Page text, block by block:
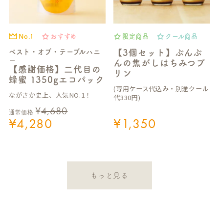
No.1 おすすめ
ベスト・オブ・テーブルハニ
ー
【感謝価格】二代目の
蜂蜜 1350gエコパック
ながさか史上、人気NO.1！
通常価格 ¥4,680
¥4,280
限定商品 クール商品
【3個セット】ぶんぶ
んの焦がしはちみつプ
リン
(専用ケース代込み・別途クール
代330円)
¥1,350
もっと見る